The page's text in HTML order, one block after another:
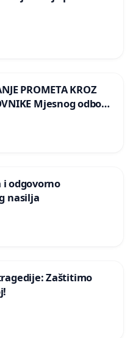
PROMETA KROZ
Mjesnog odbora
odgovorno
nasilja
Zaštitimo